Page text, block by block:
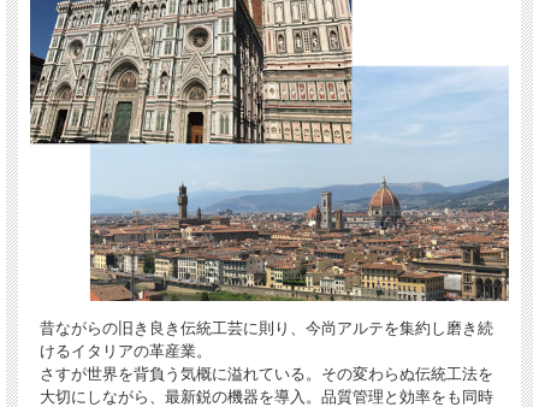
昔ながらの旧き良き伝統工芸に則り、今尚アルテを集約し磨き続
けるイタリアの革産業。
さすが世界を背負う気概に溢れている。その変わらぬ伝統工法を
大切にしながら、最新鋭の機器を導入。品質管理と効率をも同時